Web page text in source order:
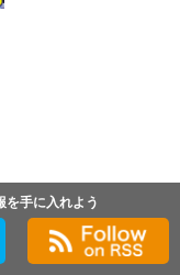
を手に入れよう